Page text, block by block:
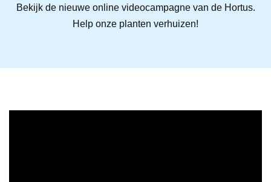
Bekijk de nieuwe online videocampagne van de Hortus.
Help onze planten verhuizen!